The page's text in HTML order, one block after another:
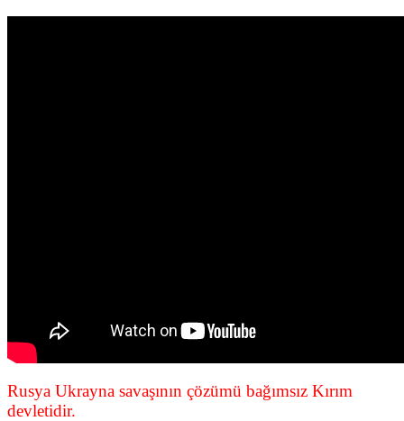
Rusya Ukrayna savaşının çözümü bağımsız Kırım
devletidir.